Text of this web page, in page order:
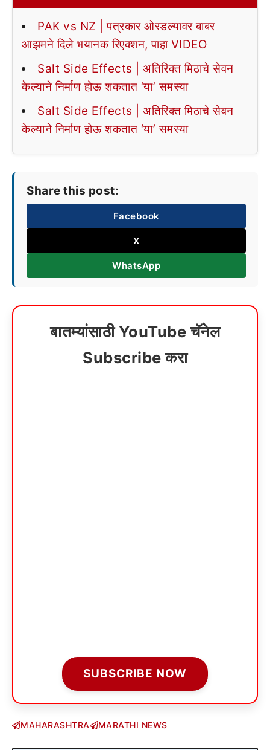
PAK vs NZ | पत्रकार ओरडल्यावर बाबर
आझमने दिले भयानक रिएक्शन, पाहा VIDEO
Salt Side Effects | अतिरिक्त मिठाचे सेवन
केल्याने निर्माण होऊ शकतात ‘या’ समस्या
Salt Side Effects | अतिरिक्त मिठाचे सेवन
केल्याने निर्माण होऊ शकतात ‘या’ समस्या
Share this post:
Facebook
X
WhatsApp
बातम्यांसाठी YouTube चॅनेल
Subscribe करा
SUBSCRIBE NOW
MAHARASHTRA MARATHI NEWS